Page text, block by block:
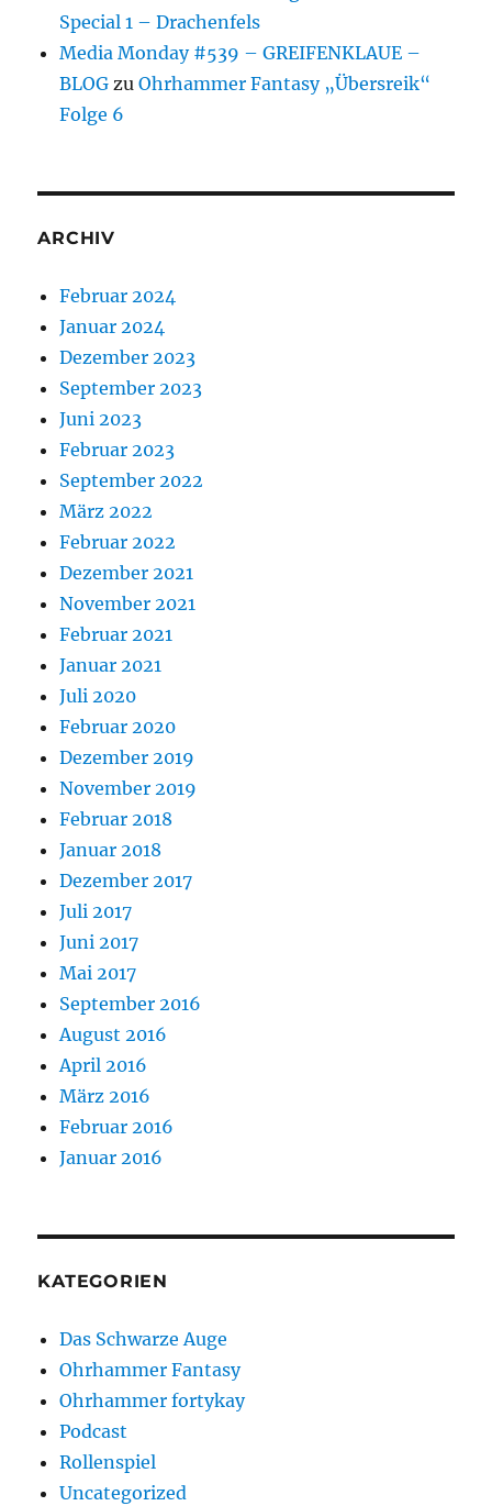
Special 1 – Drachenfels
Media Monday #539 – GREIFENKLAUE –
BLOG zuOhrhammer Fantasy „Übersreik“
Folge 6
ARCHIV
Februar 2024
Januar 2024
Dezember 2023
September 2023
Juni 2023
Februar 2023
September 2022
März 2022
Februar 2022
Dezember 2021
November 2021
Februar 2021
Januar 2021
Juli 2020
Februar 2020
Dezember 2019
November 2019
Februar 2018
Januar 2018
Dezember 2017
Juli 2017
Juni 2017
Mai 2017
September 2016
August 2016
April 2016
März 2016
Februar 2016
Januar 2016
KATEGORIEN
Das Schwarze Auge
Ohrhammer Fantasy
Ohrhammer fortykay
Podcast
Rollenspiel
Uncategorized